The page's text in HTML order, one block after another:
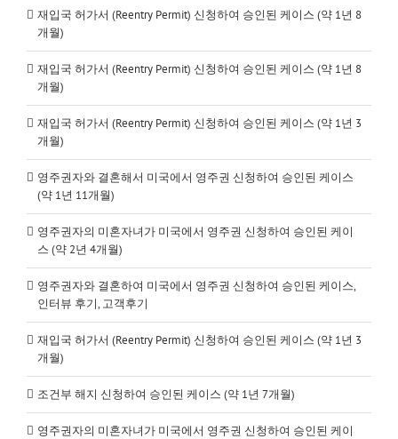
재입국 허가서 (Reentry Permit) 신청하여 승인된 케이스 (약 1년 8
개월)
재입국 허가서 (Reentry Permit) 신청하여 승인된 케이스 (약 1년 8
개월)
재입국 허가서 (Reentry Permit) 신청하여 승인된 케이스 (약 1년 3
개월)
영주권자와 결혼해서 미국에서 영주권 신청하여 승인된 케이스
(약 1년 11개월)
영주권자의 미혼자녀가 미국에서 영주권 신청하여 승인된 케이
스 (약 2년 4개월)
영주권자와 결혼하여 미국에서 영주권 신청하여 승인된 케이스,
인터뷰 후기, 고객후기
재입국 허가서 (Reentry Permit) 신청하여 승인된 케이스 (약 1년 3
개월)
조건부 해지 신청하여 승인된 케이스 (약 1년 7개월)
영주권자의 미혼자녀가 미국에서 영주권 신청하여 승인된 케이